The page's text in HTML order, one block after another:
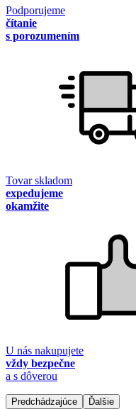
Podporujeme
čítanie
s porozumením
Tovar skladom
expedujeme
okamžite
U nás nakupujete
vždy bezpečne
a s dôverou
Predchádzajúce Ďalšie